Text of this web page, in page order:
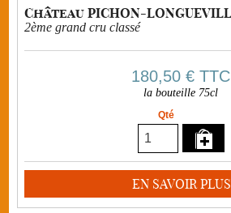
Château PICHON-
2ème grand cru classé
180,50 € TTC
la bouteille 75cl
Qté
EN SAVOIR PLUS